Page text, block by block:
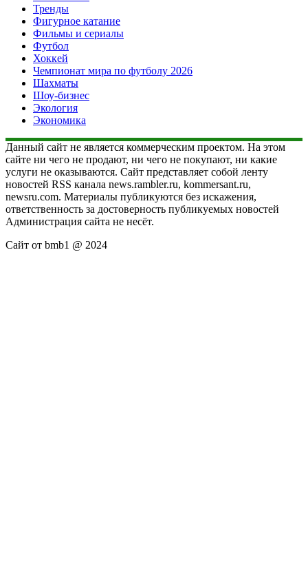
Тренды
Фигурное катание
Фильмы и сериалы
Футбол
Хоккей
Чемпионат мира по футболу 2026
Шахматы
Шоу-бизнес
Экология
Экономика
Данный сайт не является коммерческим проектом. На этом
сайте ни чего не продают, ни чего не покупают, ни какие
услуги не оказываются. Сайт представляет собой ленту
новостей RSS канала news.rambler.ru, kommersant.ru,
newsru.com. Материалы публикуются без искажения,
ответственность за достоверность публикуемых новостей
Администрация сайта не несёт.
Сайт от bmb1 @ 2024